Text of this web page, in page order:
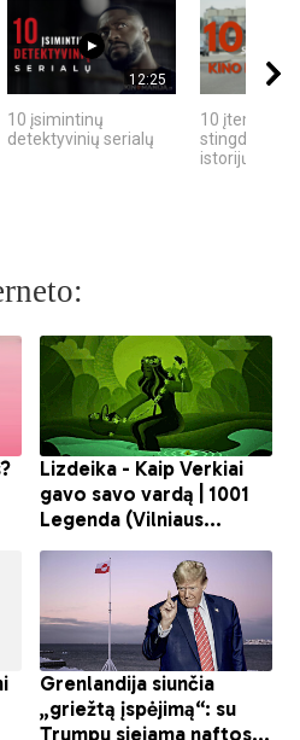
12:25
10 įsimintinų
detektyvinių serialų
10 įtemptų,
stingdančių
istorijų